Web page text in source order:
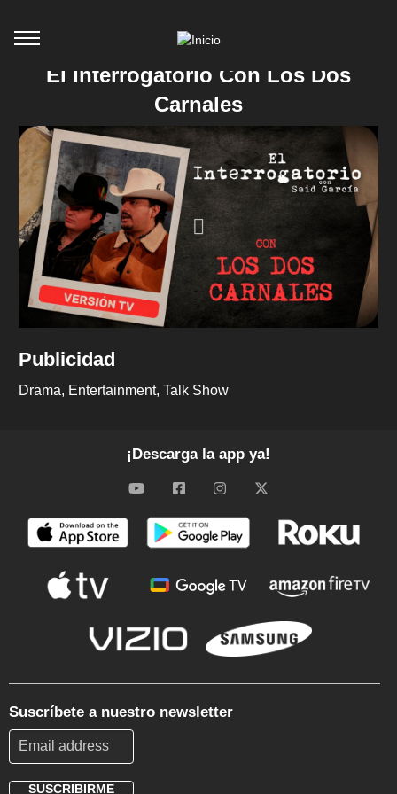
El Interrogatorio Con Los Dos
Carnales
Publicidad
Drama Entertainment Talk Show
¡Descarga la app ya!
Suscríbete a nuestro newsletter
SUSCRIBIRME